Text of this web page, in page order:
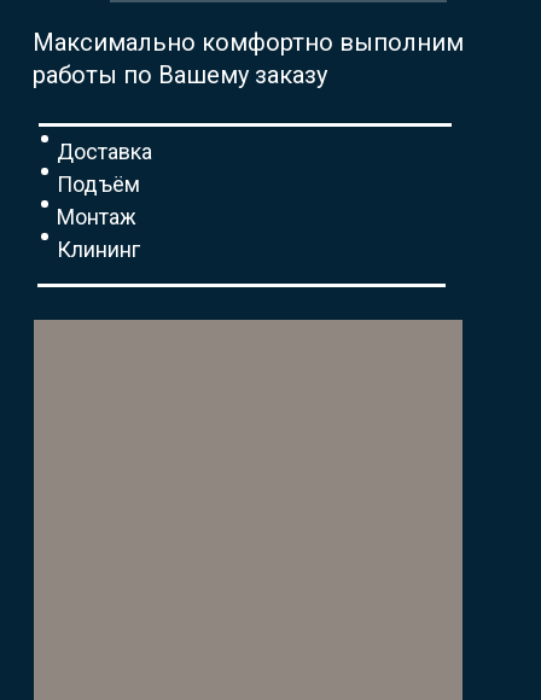
Доставка
Подъём
Монтаж
Клининг
Максимально комфортно выполним
работы по Вашему заказу